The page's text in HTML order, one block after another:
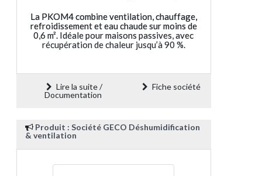
La PKOM4 combine ventilation, chauffage,
refroidissement et eau chaude sur moins de
0,6 m². Idéale pour maisons passives, avec
récupération de chaleur jusqu’à 90 %.
Lire la suite /
Documentation
Fiche société
Produit : Société GECO Déshumidification
& ventilation